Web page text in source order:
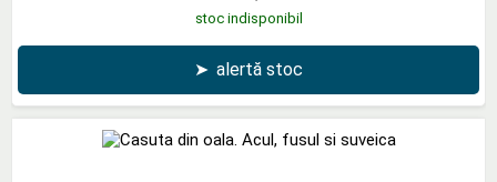
stoc indisponibil
➤ alertă stoc